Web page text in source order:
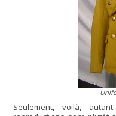
Seulement, voilà,